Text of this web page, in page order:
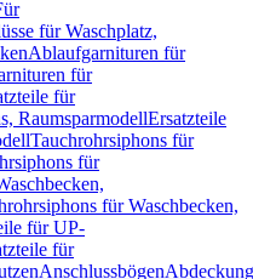
für Waschplatz,
Ablaufgarnituren für
für
für
RaumsparmodellErsatzteile
Tauchrohrsiphons für
für
für Waschbecken,
für UP-
für
Anschlussbögen